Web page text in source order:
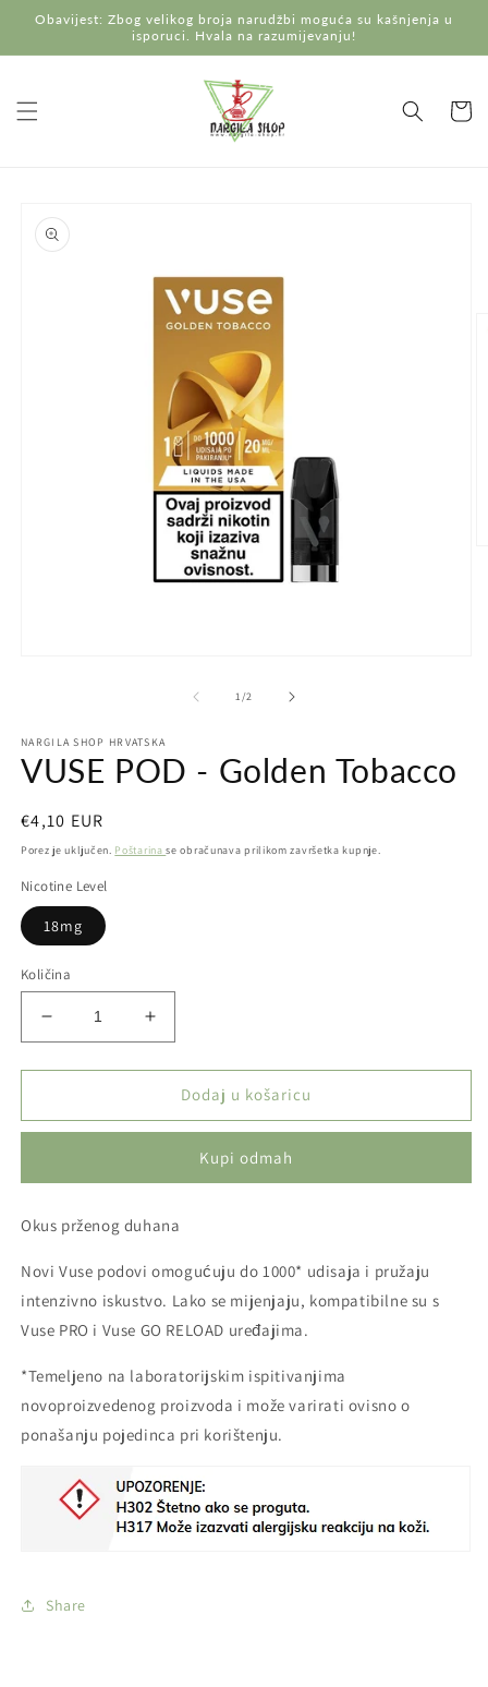
na
Obavijest: Zbog velikog broja narudžbi moguća su kašnjenja u
isporuci. Hvala na razumijevanju!
proizvodu
okviru
1/od2
NARGILA SHOP HRVATSKA
VUSE POD - Golden Tobacco
Redovna
cijena
€4,10 EUR
Porez je uključen. Poštarinase obračunava prilikom završetka kupnje.
Nicotine Level
18mg
Količina
Smanji
količinu
proizvoda
POD
Tobacco
Povećaj
količinu
proizvoda
VUSE
POD
Golden
Tobacco
Dodaj u košaricu
Kupi odmah
Okus prženog duhana
Novi Vuse podovi omogućuju do 1000* udisaja i pružaju
intenzivno iskustvo. Lako se mijenjaju, kompatibilne su s
Vuse PRO i Vuse GO RELOAD uređajima.
*Temeljeno na laboratorijskim ispitivanjima
novoproizvedenog proizvoda i može varirati ovisno o
ponašanju pojedinca pri korištenju.
Share